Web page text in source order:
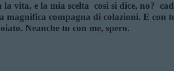
vita, e la mia scelta  così si dice, no? 
magnifica compagna di colazioni. E con
Neanche tu con me, spero.